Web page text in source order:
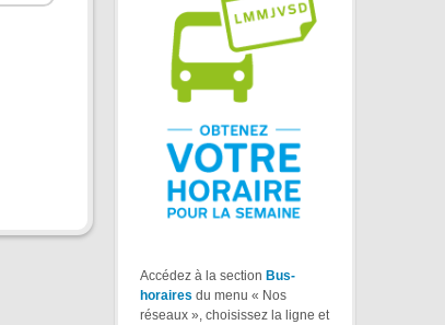
Accédez à la section Bus-
horaires du menu « Nos
réseaux », choisissez la ligne et